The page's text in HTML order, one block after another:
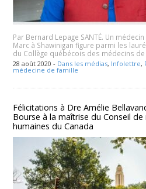
Par Bernard Lepage SANTÉ. Un
Marc à Shawinigan figure parmi les
du Collège québécois des médecins
28 août 2020 - Dans les médias, Infolettre,
médecine de famille
Félicitations à Dre Amélie
Bourse à la maîtrise du Conseil de
humaines du Canada